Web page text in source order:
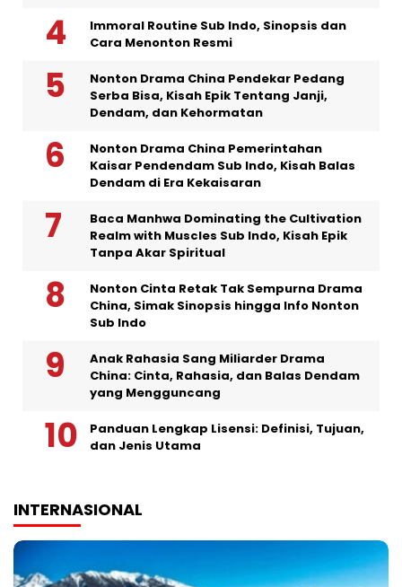
Immoral Routine Sub Indo, Sinopsis dan
Cara Menonton Resmi
Nonton Drama China Pendekar Pedang
Serba Bisa, Kisah Epik Tentang Janji,
Dendam, dan Kehormatan
Nonton Drama China Pemerintahan
Kaisar Pendendam Sub Indo, Kisah Balas
Dendam di Era Kekaisaran
Baca Manhwa Dominating the Cultivation
Realm with Muscles Sub Indo, Kisah Epik
Tanpa Akar Spiritual
Nonton Cinta Retak Tak Sempurna Drama
China, Simak Sinopsis hingga Info Nonton
Sub Indo
Anak Rahasia Sang Miliarder Drama
China: Cinta, Rahasia, dan Balas Dendam
yang Mengguncang
Panduan Lengkap Lisensi: Definisi, Tujuan,
dan Jenis Utama
INTERNASIONAL